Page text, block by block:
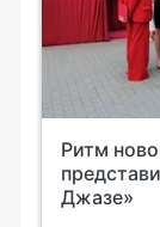
Ритм
Джазе»